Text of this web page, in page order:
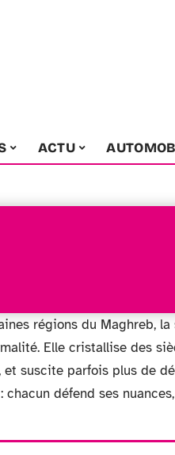
ACTU
régions du Maghreb,
Elle cristallise des
et suscite parfois plus de
chacun défend ses